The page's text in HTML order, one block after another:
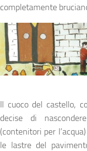
completamente
Il cuoco del castello,
decise di
(contenitori per
le lastre del